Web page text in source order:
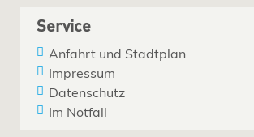
Service
Anfahrt und Stadtplan
Impressum
Datenschutz
Im Notfall